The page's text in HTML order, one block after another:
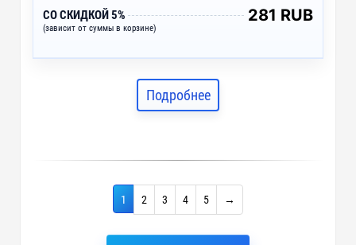
СО СКИДКОЙ 5%
(зависит от суммы в корзине)
281 RUB
Подробнее
1 2 3 4 5 →